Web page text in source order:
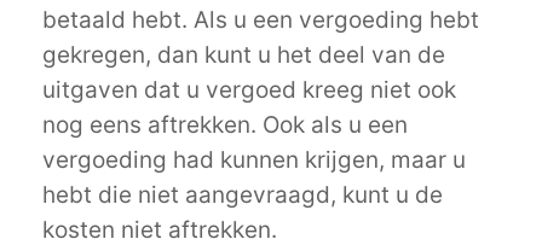
betaald hebt. Als u een vergoeding hebt
gekregen, dan kunt u het deel van de
uitgaven dat u vergoed kreeg niet ook
nog eens aftrekken. Ook als u een
vergoeding had kunnen krijgen, maar u
hebt die niet aangevraagd, kunt u de
kosten niet aftrekken.